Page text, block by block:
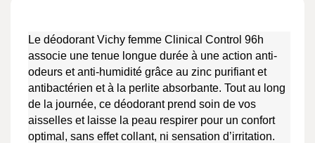
Le déodorant Vichy femme Clinical Control 96h
associe une tenue longue durée à une action anti-
odeurs et anti-humidité grâce au zinc purifiant et
antibactérien et à la perlite absorbante. Tout au long
de la journée, ce déodorant prend soin de vos
aisselles et laisse la peau respirer pour un confort
optimal, sans effet collant, ni sensation d’irritation.